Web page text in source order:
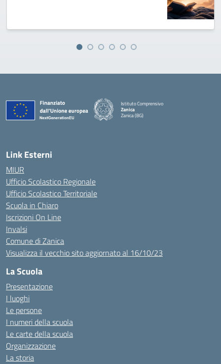
Istituto Comprensivo
Zanica
Zanica (BG)
Link Esterni
MIUR
Ufficio Scolastico Regionale
Ufficio Scolastico Territoriale
Scuola in Chiaro
Iscrizioni On Line
Invalsi
Comune di Zanica
Visualizza il vecchio sito aggiornato al 16/10/23
La Scuola
Presentazione
I luoghi
Le persone
I numeri della scuola
Le carte della scuola
Organizzazione
La storia